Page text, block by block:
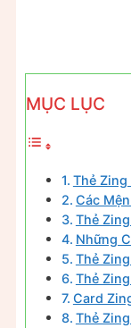
MỤC LỤC
Thẻ Zing
Các
Thẻ
Những
Thẻ
Thẻ
Card
Thẻ